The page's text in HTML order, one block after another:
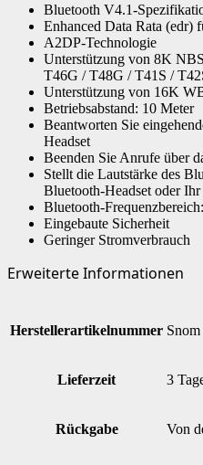
Bluetooth V4.1-
Enhanced Data Rata (edr)
A2DP-Technologie
Unterstützung von 8K
T46G / T48G / T41S /
Unterstützung von 16K
Betriebsabstand: 10 Meter
Beantworten Sie
Headset
Beenden Sie Anrufe über
Stellt die Lautstärke des
Bluetooth-Headset oder
Bluetooth-
Eingebaute Sicherheit
Geringer Stromverbrauch
Erweiterte Informationen
Herstellerartikelnummer Snom
Lieferzeit 3
Rückgabe Von